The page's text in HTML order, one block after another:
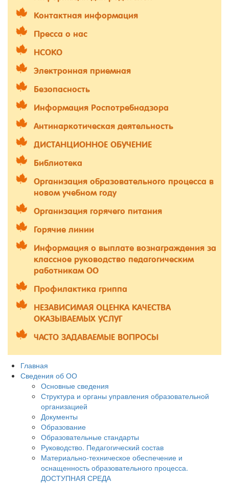
Контактная информация
Пресса о нас
НСОКО
Электронная приемная
Безопасность
Информация Роспотребнадзора
Антинаркотическая деятельность
ДИСТАНЦИОННОЕ ОБУЧЕНИЕ
Библиотека
Организация образовательного процесса в
новом учебном году
Организация горячего питания
Горячие линии
Информация о выплате вознаграждения за
классное руководство педагогическим
работникам ОО
Профилактика гриппа
НЕЗАВИСИМАЯ ОЦЕНКА КАЧЕСТВА
ОКАЗЫВАЕМЫХ УСЛУГ
ЧАСТО ЗАДАВАЕМЫЕ ВОПРОСЫ
Главная
Сведения об ОО
Основные сведения
Структура и органы управления образовательной
организацией
Документы
Образование
Образовательные стандарты
Руководство. Педагогический состав
Материально-техническое обеспечение и
оснащенность образовательного процесса.
ДОСТУПНАЯ СРЕДА